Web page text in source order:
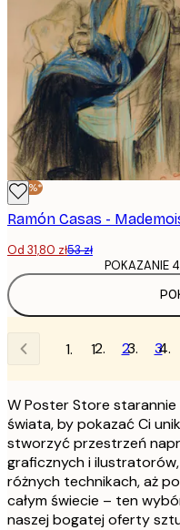
-40%*
Od 31,80 zł53 zł
POKAZANIE
1 2 3
W Poster Store
świata, by pokazać Ci
stworzyć przestrzeń
graficznych i
różnych technikach, aż po
całym świecie – ten
naszej bogatej oferty